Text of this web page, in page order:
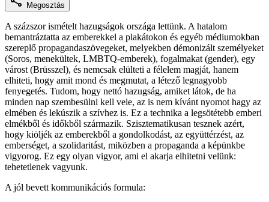
Megosztás
A százszor ismételt hazugságok országa lettünk. A hatalom
bemantráztatta az emberekkel a plakátokon és egyéb médiumokban
szereplő propagandaszövegeket, melyekben démonizált személyeket
(Soros, menekültek, LMBTQ-emberek), fogalmakat (gender), egy
várost (Brüsszel), és nemcsak elülteti a félelem magját, hanem
elhiteti, hogy amit mond és megmutat, a létező legnagyobb
fenyegetés. Tudom, hogy nettó hazugság, amiket látok, de ha
minden nap szembesülni kell vele, az is nem kívánt nyomot hagy az
elmében és lekúszik a szívhez is. Ez a technika a legsötétebb emberi
elmékből és időkből származik. Szisztematikusan tesznek azért,
hogy kiöljék az emberekből a gondolkodást, az együttérzést, az
emberséget, a szolidaritást, miközben a propaganda a képünkbe
vigyorog. Ez egy olyan vigyor, ami el akarja elhitetni velünk:
tehetetlenek vagyunk.
A jól bevett kommunikációs formula: